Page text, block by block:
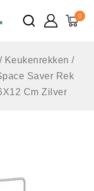
0
/ Keukenrekken /
Saver Rek
Cm Zilver